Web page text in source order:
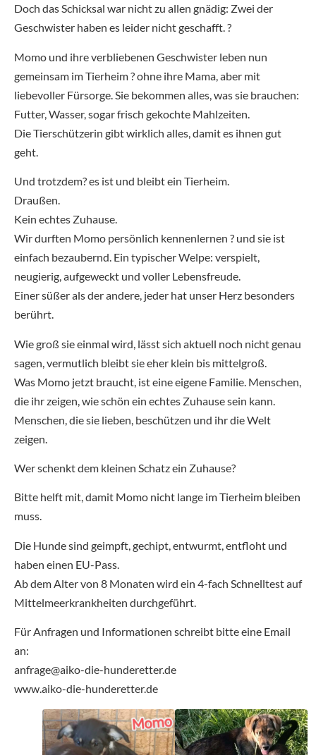
Doch das Schicksal war nicht zu allen gnädig: Zwei der
Geschwister haben es leider nicht geschafft. ?
Momo und ihre verbliebenen Geschwister leben nun
gemeinsam im Tierheim ? ohne ihre Mama, aber mit
liebevoller Fürsorge. Sie bekommen alles, was sie brauchen:
Futter, Wasser, sogar frisch gekochte Mahlzeiten.
Die Tierschützerin gibt wirklich alles, damit es ihnen gut
geht.
Und trotzdem? es ist und bleibt ein Tierheim.
Draußen.
Kein echtes Zuhause.
Wir durften Momo persönlich kennenlernen ? und sie ist
einfach bezaubernd. Ein typischer Welpe: verspielt,
neugierig, aufgeweckt und voller Lebensfreude.
Einer süßer als der andere, jeder hat unser Herz besonders
berührt.
Wie groß sie einmal wird, lässt sich aktuell noch nicht genau
sagen, vermutlich bleibt sie eher klein bis mittelgroß.
Was Momo jetzt braucht, ist eine eigene Familie. Menschen,
die ihr zeigen, wie schön ein echtes Zuhause sein kann.
Menschen, die sie lieben, beschützen und ihr die Welt
zeigen.
Wer schenkt dem kleinen Schatz ein Zuhause?
Bitte helft mit, damit Momo nicht lange im Tierheim bleiben
muss.
Die Hunde sind geimpft, gechipt, entwurmt, entfloht und
haben einen EU-Pass.
Ab dem Alter von 8 Monaten wird ein 4-fach Schnelltest auf
Mittelmeerkrankheiten durchgeführt.
Für Anfragen und Informationen schreibt bitte eine Email
an:
anfrage@aiko-die-hunderetter.de
www.aiko-die-hunderetter.de